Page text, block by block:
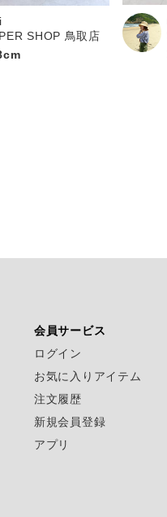
SHOP 鳥取店
会員サービス
ログイン
お気に入りアイテム
注文履歴
新規会員登録
アプリ